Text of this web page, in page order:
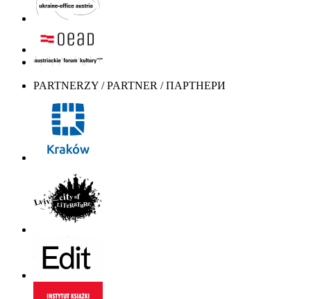
PARTNERZY / PARTNER / ПАРТНЕРИ